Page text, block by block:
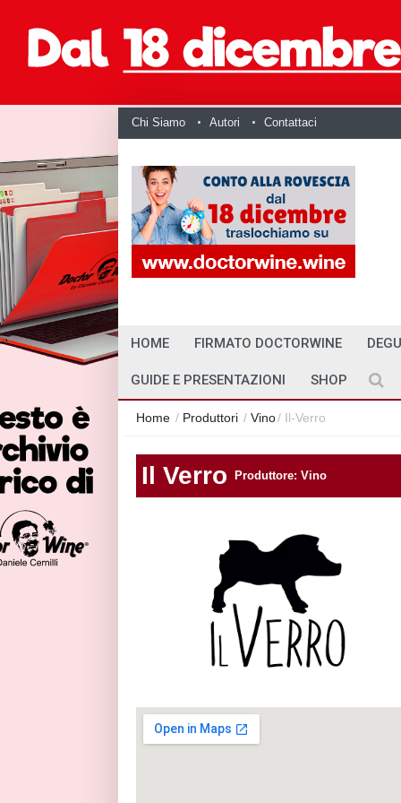
Chi Siamo Autori Contattaci
HOME FIRMATO DOCTORWINE
GUIDE E PRESENTAZIONI SHOP
Home / Produttori / Vino/ Il-Verro
Il Verro Produttore: Vino